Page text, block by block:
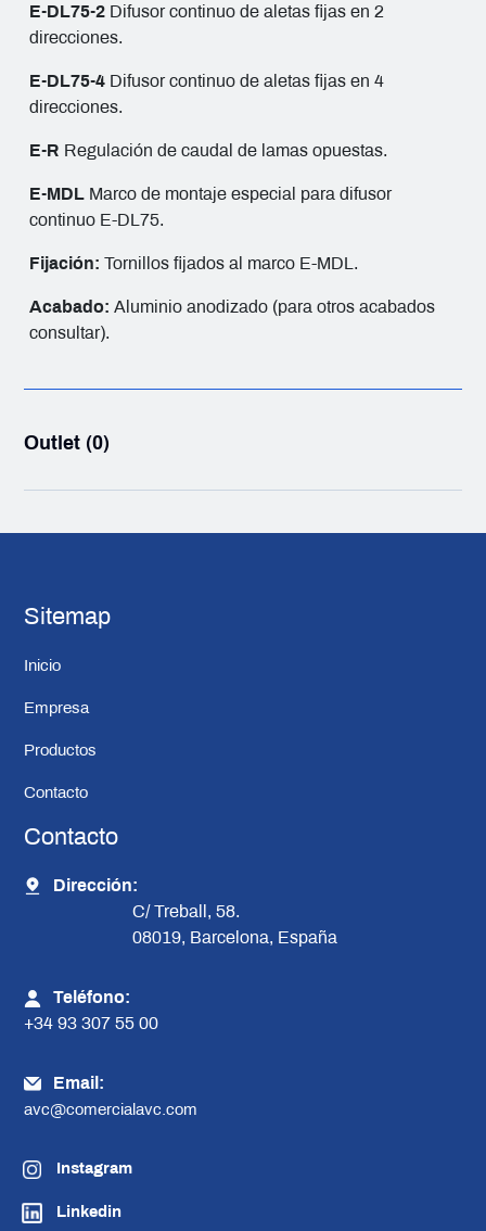
E-DL75-2 Difusor continuo de aletas fijas en 2
direcciones.
E-DL75-4 Difusor continuo de aletas fijas en 4
direcciones.
E-R Regulación de caudal de lamas opuestas.
E-MDL Marco de montaje especial para difusor
continuo E-DL75.
Fijación: Tornillos fijados al marco E-MDL.
Acabado: Aluminio anodizado (para otros acabados
consultar).
Outlet (0)
Sitemap
Inicio
Empresa
Productos
Contacto
Contacto
Dirección:
C/ Treball, 58.
08019, Barcelona, España
Teléfono:
+34 93 307 55 00
Email:
avc@comercialavc.com
Instagram
Linkedin